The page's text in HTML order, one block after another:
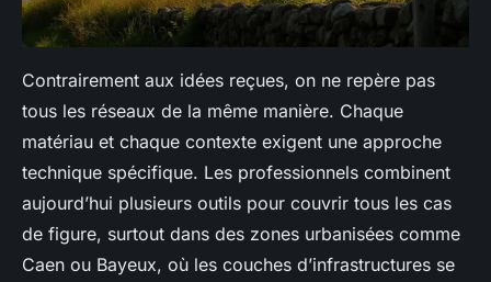
Contrairement aux idées reçues, on ne repère pas
tous les réseaux de la même manière. Chaque
matériau et chaque contexte exigent une approche
technique spécifique. Les professionnels combinent
aujourd’hui plusieurs outils pour couvrir tous les cas
de figure, surtout dans des zones urbanisées comme
Caen ou Bayeux, où les couches d’infrastructures se